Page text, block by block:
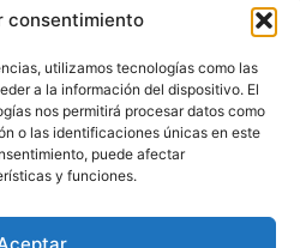
consentimiento
utilizamos tecnologías como las
a la información del dispositivo. El
nos permitirá procesar datos como
o las identificaciones únicas en este
puede afectar
y funciones.